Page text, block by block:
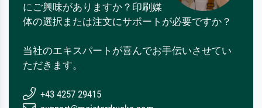
にご興味がありますか？印刷媒
体の選択または注文にサポートが必要ですか？
当社のエキスパートが喜んでお手伝いさせてい
ただきます。
+43 4257 29415